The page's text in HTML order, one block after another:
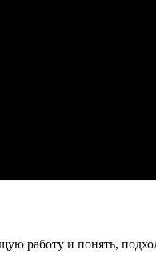
работу и понять,